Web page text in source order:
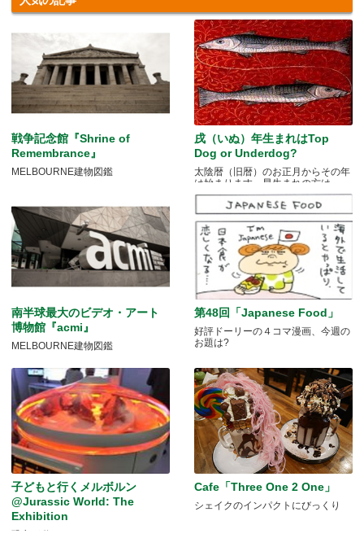
戦争記念館『Shrine of
Remembrance』
MELBOURNE建物図鑑
戌（いぬ）年生まれはTop
Dog or Underdog?
太陰暦（旧暦）のお正月からその年
は始まります。早生まれの方は.....
南半球最大のビデオ・アート
博物館『acmi』
MELBOURNE建物図鑑
第48回「Japanese Food」
好評ドーリーの４コマ漫画、今週の
お題は?
子どもと行くメルボルン
@Jurassic World: The
Exhibition
Cafe「Three One 2 One」
シェイクのインパクトにびっくり